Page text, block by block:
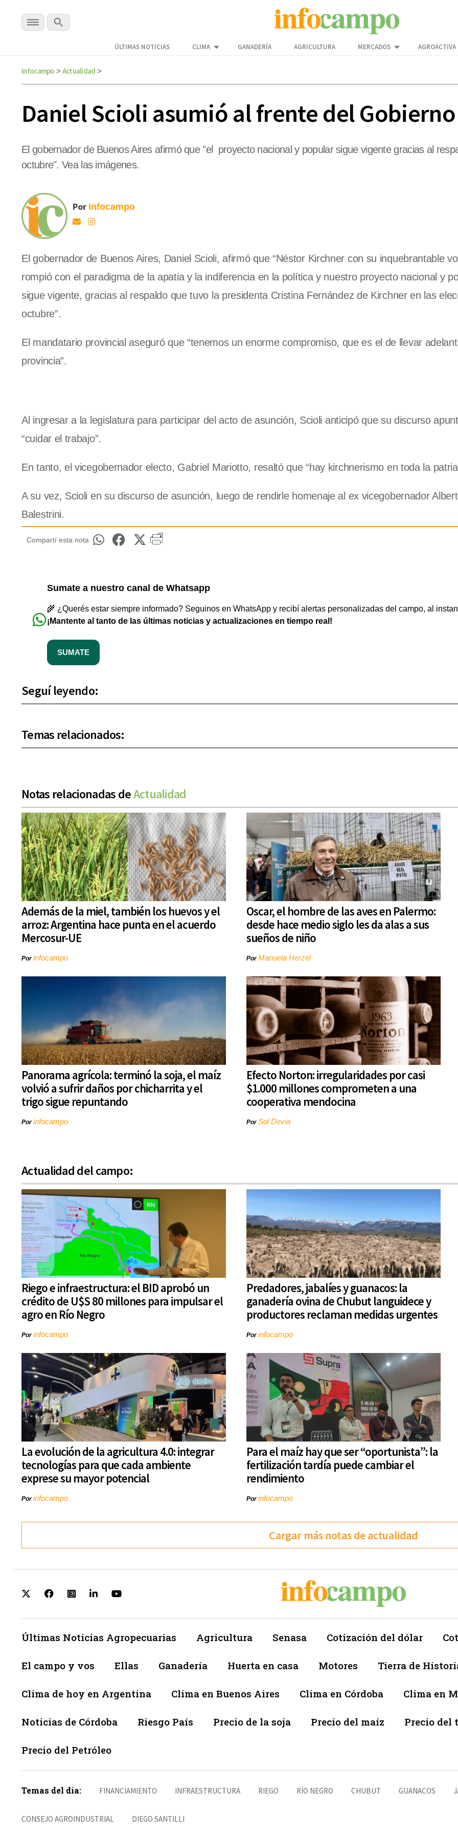
ÚLTIMAS NOTICIAS CLIMA GANADERÍA AGRICULTURA MERCADOS AGROACTIVA
Infocampo > Actualidad >
Daniel Scioli asumió al frente del
El gobernador de Buenos Aires afirmó que "el proyecto nacional y popular sigue vigente gracias al
octubre". Vea las imágenes.
Por Infocampo
El gobernador de Buenos Aires, Daniel Scioli, afirmó que “Néstor Kirchner con su inquebrantable
rompió con el paradigma de la apatia y la indiferencia en la política y nuestro proyecto nacional y
sigue vigente, gracias al respaldo que tuvo la presidenta Cristina Fernández de Kirchner en las
octubre”.
El mandatario provincial aseguró que “tenemos un enorme compromiso, que es el de llevar
provincia”.
Al ingresar a la legislatura para participar del acto de asunción, Scioli anticipó que su discurso
“cuidar el trabajo”.
En tanto, el vicegobernador electo, Gabriel Mariotto, resaltó que “hay kirchnerismo en toda la
A su vez, Scioli en su discurso de asunción, luego de rendirle homenaje al ex vicegobernador
Balestrini.
Compartí esta nota
Sumate a nuestro canal de Whatsapp
🌾 ¿Querés estar siempre informado? Seguinos en WhatsApp y recibí alertas personalizadas del campo, al
¡Mantente al tanto de las últimas noticias y actualizaciones en tiempo real!
SUMATE
Seguí leyendo:
Temas relacionados:
Notas relacionadas deActualidad
Además de la miel, también los huevos y el
arroz: Argentina hace punta en el acuerdo
Mercosur-UE
Porinfocampo
Oscar, el hombre de las aves en Palermo:
desde hace medio siglo les da alas a sus
sueños de niño
PorManuela Herzel
Panorama agrícola: terminó la soja, el maíz
volvió a sufrir daños por chicharrita y el
trigo sigue repuntando
Porinfocampo
Efecto Norton: irregularidades por casi
$1.000 millones comprometen a una
cooperativa mendocina
PorSol Devia
Actualidad del campo:
Riego e infraestructura: el BID aprobó un
crédito de U$S 80 millones para impulsar el
agro en Río Negro
Porinfocampo
Predadores, jabalíes y guanacos: la
ganadería ovina de Chubut languidece y
productores reclaman medidas urgentes
Porinfocampo
La evolución de la agricultura 4.0: integrar
tecnologías para que cada ambiente
exprese su mayor potencial
Porinfocampo
Para el maíz hay que ser “oportunista”: la
fertilización tardía puede cambiar el
rendimiento
Porinfocampo
Cargar más notas de actualidad
Últimas Noticias Agropecuarias Agricultura Senasa Cotización del dólar
El campo y vos Ellas Ganadería Huerta en casa Motores Tierra de
Clima de hoy en Argentina Clima en Buenos Aires Clima en Córdoba Clima en
Noticias de Córdoba Riesgo País Precio de la soja Precio del maíz Precio del
Precio del Petróleo
Temas del día: FINANCIAMIENTO INFRAESTRUCTURA RIEGO RÍO NEGRO CHUBUT GUANACOS
CONSEJO AGROINDUSTRIAL DIEGO SANTILLI